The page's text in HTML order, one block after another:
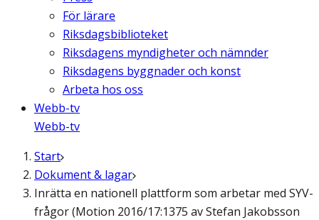
För lärare
Riksdagsbiblioteket
Riksdagens myndigheter och nämnder
Riksdagens byggnader och konst
Arbeta hos oss
Webb-tv
Webb-tv
Start
Dokument & lagar
Inrätta en nationell plattform som arbetar med SYV-
frågor (Motion 2016/17:1375 av Stefan Jakobsson